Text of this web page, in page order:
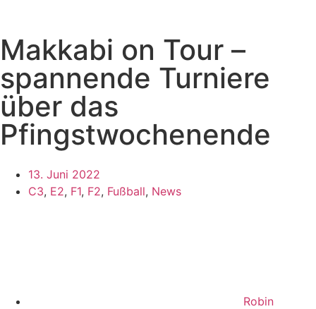
Makkabi on Tour –
spannende Turniere
über das
Pfingstwochenende
13. Juni 2022
C3, E2, F1, F2, Fußball, News
Robin